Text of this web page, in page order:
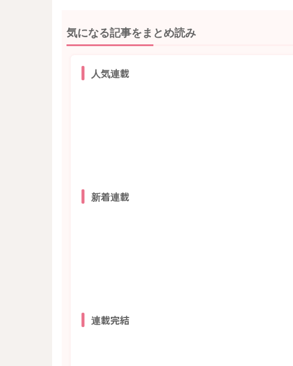
気になる記事をまとめ読み
人気連載
新着連載
連載完結